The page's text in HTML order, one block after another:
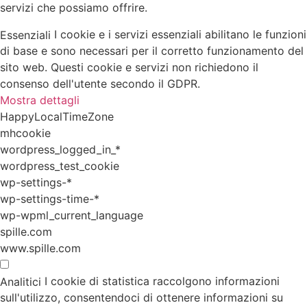
servizi che possiamo offrire.
Essenziali I cookie e i servizi essenziali abilitano le funzioni
di base e sono necessari per il corretto funzionamento del
sito web. Questi cookie e servizi non richiedono il
consenso dell'utente secondo il GDPR.
Mostra dettagli
HappyLocalTimeZone
mhcookie
wordpress_logged_in_*
wordpress_test_cookie
wp-settings-*
wp-settings-time-*
wp-wpml_current_language
spille.com
www.spille.com
Analitici I cookie di statistica raccolgono informazioni
sull'utilizzo, consentendoci di ottenere informazioni su